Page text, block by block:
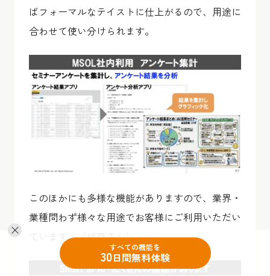
ばフォーマルなテイストに仕上がるので、用途に
合わせて使い分けられます。
このほかにも多様な機能がありますので、業界・
業種問わず様々な用途でお客様にご利用いただい
ています。（植草さん）
すべての機能を
30日間無料体験